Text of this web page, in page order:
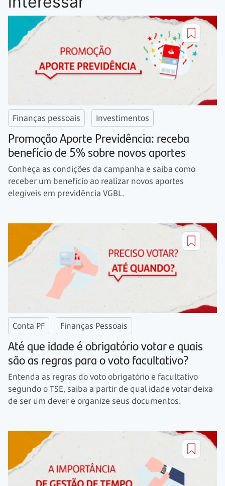
Finanças pessoais Investimentos
Promoção Aporte Previdência: receba
benefício de 5% sobre novos aportes
Conheça as condições da campanha e saiba como
receber um benefício ao realizar novos aportes
elegíveis em previdência VGBL.
Conta PF Finanças Pessoais
Até que idade é obrigatório votar e quais
são as regras para o voto facultativo?
Entenda as regras do voto obrigatório e facultativo
segundo o TSE, saiba a partir de qual idade votar deixa
de ser um dever e organize seus documentos.